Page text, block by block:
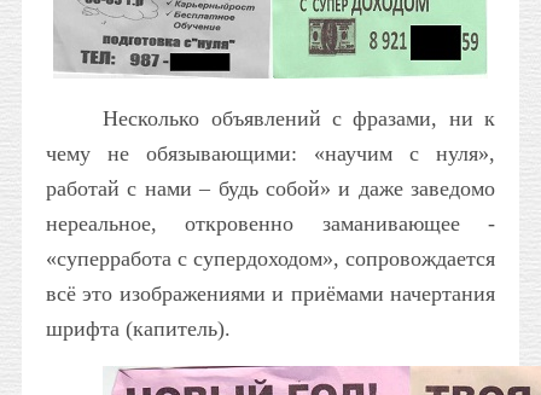
Несколько объявлений с фразами, ни к
чему не обязывающими: «научим с нуля»,
работай с нами – будь собой» и даже заведомо
нереальное, откровенно заманивающее -
«суперработа с супердоходом», сопровождается
всё это изображениями и приёмами начертания
шрифта (капитель).